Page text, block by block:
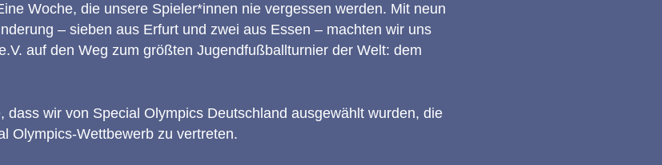
Woche, die unsere Spieler*innen nie vergessen werden. Mit neun
– sieben aus Erfurt und zwei aus Essen – machten wir uns
auf den Weg zum größten Jugendfußballturnier der Welt: dem
dass wir von Special Olympics Deutschland ausgewählt wurden, die
Olympics-Wettbewerb zu vertreten.